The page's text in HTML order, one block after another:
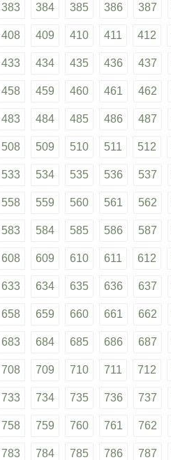
383 384 385 386 387
408 409 410 411 412
433 434 435 436 437
458 459 460 461 462
483 484 485 486 487
508 509 510 511 512
533 534 535 536 537
558 559 560 561 562
583 584 585 586 587
608 609 610 611 612
633 634 635 636 637
658 659 660 661 662
683 684 685 686 687
708 709 710 711 712
733 734 735 736 737
758 759 760 761 762
783 784 785 786 787